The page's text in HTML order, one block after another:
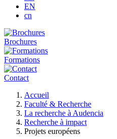
EN
cn
Brochures
Formations
Contact
d'Ariane
Accueil
Faculté & Recherche
La recherche à Audencia
Recherche à impact
Projets européens